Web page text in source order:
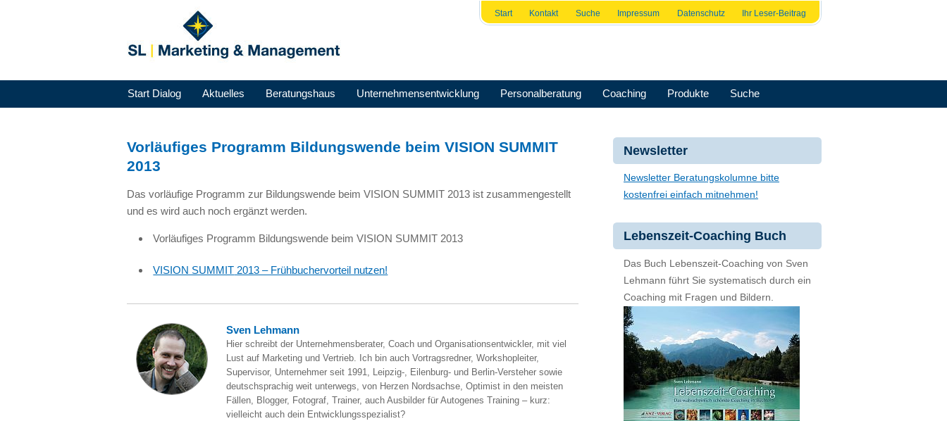
Start Kontakt Suche Impressum Datenschutz Ihr Leser-Beitrag
Start Dialog Aktuelles Beratungshaus Unternehmensentwicklung Personalberatung Coaching Produkte Suche
Vorläufiges Programm Bildungswende beim VISION SUMMIT
2013
Das vorläufige Programm zur Bildungswende beim VISION SUMMIT 2013 ist zusammengestellt
und es wird auch noch ergänzt werden.
Vorläufiges Programm Bildungswende beimVISION SUMMIT 2013
VISION SUMMIT 2013 – Frühbuchervorteil nutzen!
Sven Lehmann
Hier schreibt der Unternehmensberater, Coach und Organisationsentwickler, mit viel
Lust auf Marketing und Vertrieb. Ich bin auch Vortragsredner, Workshopleiter,
Supervisor, Unternehmer seit 1991, Leipzig-, Eilenburg- und Berlin-Versteher sowie
deutschsprachig weit unterwegs, von Herzen Nordsachse, Optimist in den meisten
Fällen, Blogger, Fotograf, Trainer, auch Ausbilder für Autogenes Training – kurz:
vielleicht auch dein Entwicklungsspezialist?
Newsletter
Newsletter Beratungskolumne bitte
kostenfrei einfach mitnehmen!
Lebenszeit-Coaching Buch
Das Buch Lebenszeit-Coaching von Sven
Lehmann führt Sie systematisch durch ein
Coaching mit Fragen und Bildern.